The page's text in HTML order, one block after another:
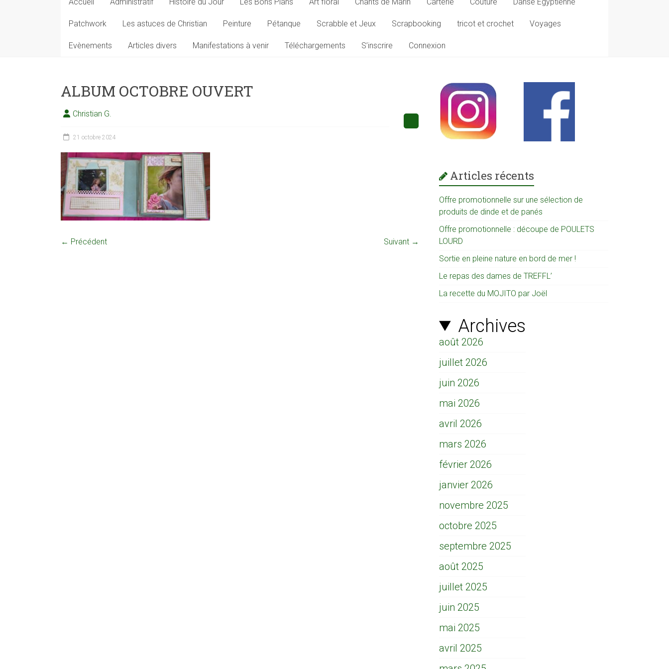
Patchwork Les astuces de Christian Peinture Pétanque Scrabble et Jeux Scrapbooking tricot et crochet Voyages
Evènements Articles divers Manifestations à venir Téléchargements S’inscrire Connexion
ALBUM OCTOBRE OUVERT
Christian G.
21 octobre 2024
← Précédent Suivant →
Articles récents
Offre promotionnelle sur une sélection de
produits de dinde et de panés
Offre promotionnelle : découpe de POULETS
LOURD
Sortie en pleine nature en bord de mer !
Le repas des dames de TREFFL’
La recette du MOJITO par Joël
Archives
août 2026
juillet 2026
juin 2026
mai 2026
avril 2026
mars 2026
février 2026
janvier 2026
novembre 2025
octobre 2025
septembre 2025
août 2025
juillet 2025
juin 2025
mai 2025
avril 2025